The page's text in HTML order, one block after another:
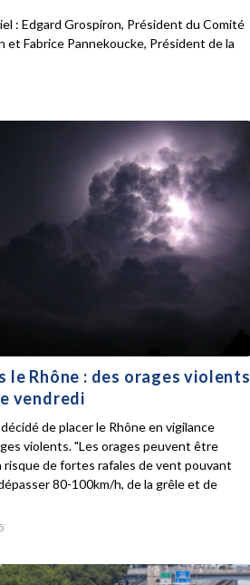
: Edgard Grospiron, Président du Comité
Fabrice Pannekoucke, Président de la
le Rhône : des orages violents
vendredi
de placer le Rhône en vigilance
violents. "Les orages peuvent être
risque de fortes rafales de vent pouvant
80-100km/h, de la grêle et de